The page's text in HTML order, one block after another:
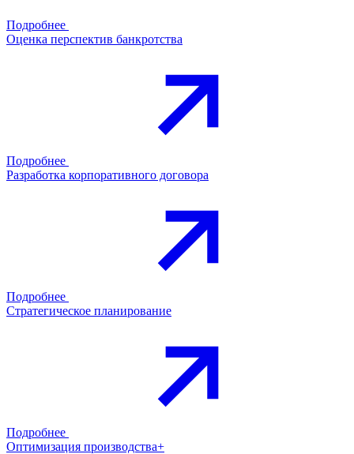
Подробнее
Оценка перспектив банкротства
Подробнее
Разработка корпоративного договора
Подробнее
Стратегическое планирование
Подробнее
Оптимизация производства+